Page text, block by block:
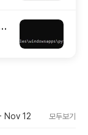
Nov 12 모두보기